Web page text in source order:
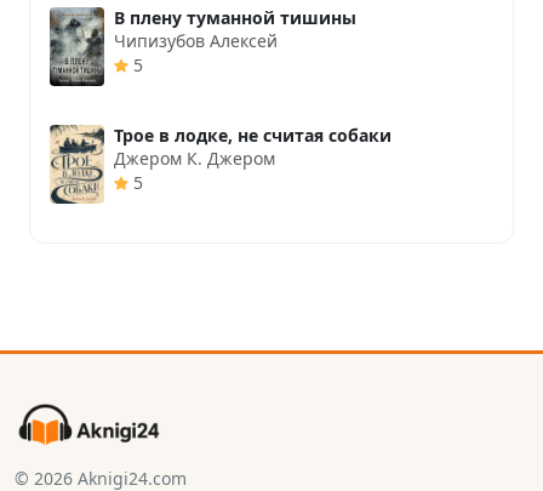
В плену туманной тишины
Чипизубов Алексей
5
Трое в лодке, не считая собаки
Джером К. Джером
5
© 2026 Aknigi24.com